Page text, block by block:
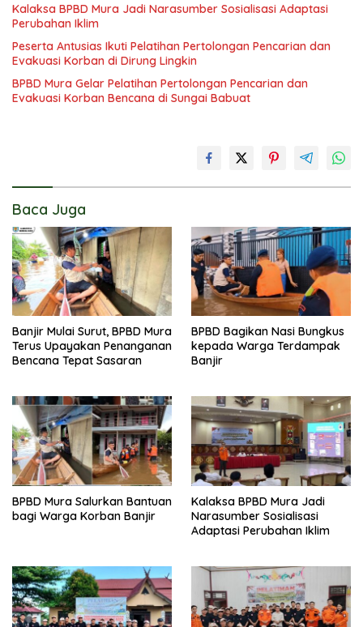
Kalaksa BPBD Mura Jadi Narasumber Sosialisasi Adaptasi
Perubahan Iklim
Peserta Antusias Ikuti Pelatihan Pertolongan Pencarian dan
Evakuasi Korban di Dirung Lingkin
BPBD Mura Gelar Pelatihan Pertolongan Pencarian dan
Evakuasi Korban Bencana di Sungai Babuat
Baca Juga
Banjir Mulai Surut, BPBD Mura
Terus Upayakan Penanganan
Bencana Tepat Sasaran
BPBD Bagikan Nasi Bungkus
kepada Warga Terdampak
Banjir
BPBD Mura Salurkan Bantuan
bagi Warga Korban Banjir
Kalaksa BPBD Mura Jadi
Narasumber Sosialisasi
Adaptasi Perubahan Iklim